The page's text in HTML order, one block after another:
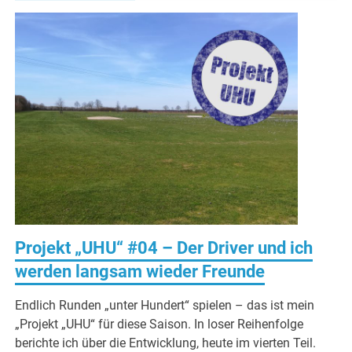
Projekt „UHU“ #04 – Der Driver und ich
werden langsam wieder Freunde
Endlich Runden „unter Hundert“ spielen – das ist mein
„Projekt „UHU“ für diese Saison. In loser Reihenfolge
berichte ich über die Entwicklung, heute im vierten Teil.